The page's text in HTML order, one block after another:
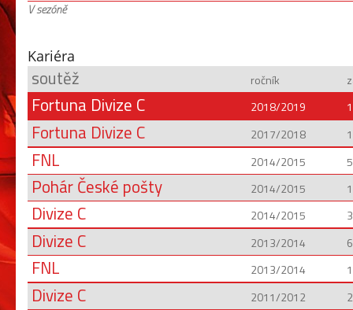
V sezóně
Kariéra
soutěž ročník
Fortuna Divize C 2018/2019
Fortuna Divize C 2017/2018
FNL 2014/2015 5
Pohár České pošty 2014/2015 1
Divize C 2014/2015 3
Divize C 2013/2014 6
FNL 2013/2014
Divize C 2011/2012